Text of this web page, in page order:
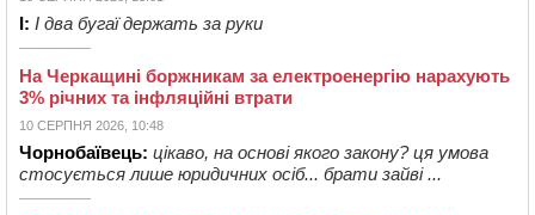
І: І два бугаї держать за руки
На Черкащині боржникам за електроенергію нарахують
3% річних та інфляційні втрати
10 СЕРПНЯ 2026, 10:48
Чорнобаївець: цікаво, на основі якого закону? ця умова
стосується лише юридичних осіб... брати зайві ...